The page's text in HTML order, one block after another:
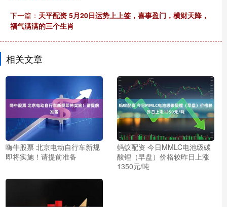
下一篇： 天平配资 5月20日运势上上签，喜事盈门，横财天降，
福气满满的三个生肖
相关文章
嗨牛股票 北京电动自行车新规
即将实施！请提前准备
蚂蚁配资 今日MMLC电池级碳
酸锂（早盘）价格较昨日上涨
1350元/吨